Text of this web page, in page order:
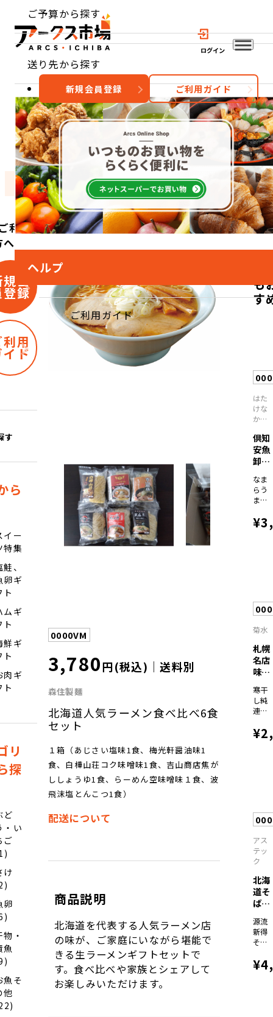
ログイン
ご予算から探す
送り先から探す
ヘルプ
ご利用ガイド
新規会員登録 ご利用ガイド
おすすめ 特集 カテゴリー
利用
へ
会
登録
用
ド
す
ら
イー
特集
、
卵ギ
ト
ムギ
ト
鮮ギ
ト
肉ギ
ト
リ
探
ど
・い
ご
け
卵
物・
魚
魚そ
他
0000VM
3,780円(税込)｜送料別
森住製麺
北海道人気ラーメン食べ比べ6食
セット
１箱（あじさい塩味1食、梅光軒醤油味1
食、白樺山荘コク味噌味1食、吉山商店焦が
ししょうゆ1食、らーめん空味噌味１食、波
飛沫塩とんこつ1食）
配送について
商品説明
北海道を代表する人気ラーメン店
の味が、ご家庭にいながら堪能で
きる生ラーメンギフトセットで
す。食べ比べや家族とシェアして
お楽しみいただけます。
も
す
はた
けな
か製
城県
倶知
安魚
卸売
場
なま
らう
まい
ん２
００
菊水
札幌
名店
味め
ぐり
寒...
寒干
し純
連み
ーメ
ン1人
つや
豚骨
人前
×2袋
アス
テッ
ク
北海
道そ
ば紀
行
北...
源流
新得
そ
北海
道育